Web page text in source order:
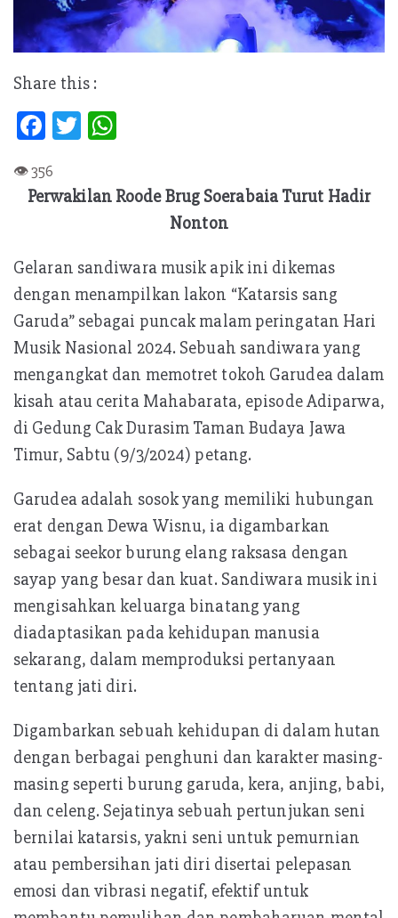
Share this :
Fa
b
oo
T
itt
er
at
s
p
p
Perwakilan Roode Brug Soerabaia Turut Hadir
Nonton
Gelaran sandiwara musik apik ini dikemas
dengan menampilkan lakon “Katarsis sang
Garuda” sebagai puncak malam peringatan Hari
Musik Nasional 2024. Sebuah sandiwara yang
mengangkat dan memotret tokoh Garudea dalam
kisah atau cerita Mahabarata, episode Adiparwa,
di Gedung Cak Durasim Taman Budaya Jawa
Timur, Sabtu (9/3/2024) petang.
Garudea adalah sosok yang memiliki hubungan
erat dengan Dewa Wisnu, ia digambarkan
sebagai seekor burung elang raksasa dengan
sayap yang besar dan kuat. Sandiwara musik ini
mengisahkan keluarga binatang yang
diadaptasikan pada kehidupan manusia
sekarang, dalam memproduksi pertanyaan
tentang jati diri.
Digambarkan sebuah kehidupan di dalam hutan
dengan berbagai penghuni dan karakter masing-
masing seperti burung garuda, kera, anjing, babi,
dan celeng. Sejatinya sebuah pertunjukan seni
bernilai katarsis, yakni seni untuk pemurnian
atau pembersihan jati diri disertai pelepasan
emosi dan vibrasi negatif, efektif untuk